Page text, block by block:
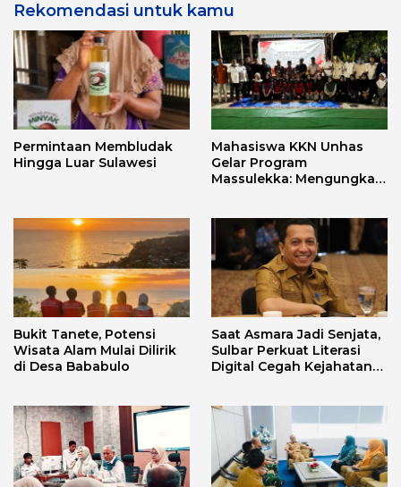
Rekomendasi untuk kamu
Permintaan Membludak
Hingga Luar Sulawesi
Mahasiswa KKN Unhas
Gelar Program
Massulekka: Mengungkap
Bukit Tanete, Potensi
Wisata Alam Mulai Dilirik
di Desa Bababulo
Saat Asmara Jadi Senjata,
Sulbar Perkuat Literasi
Digital Cegah Kejahatan